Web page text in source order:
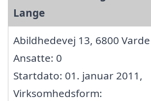
Lange
Abildhedevej 13, 6800 Varde
Ansatte: 0
Startdato: 01. januar 2011,
Virksomhedsform: